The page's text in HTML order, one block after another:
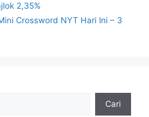
2,35%
Crossword NYT Hari Ini – 3
Cari